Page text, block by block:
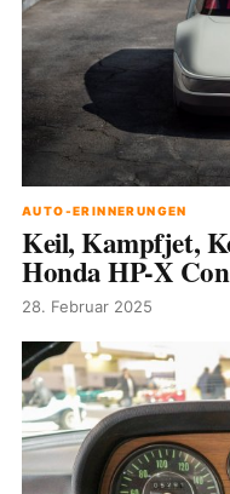
AUTO-ERINNERUNGEN
Keil, Kampfjet,
Honda HP-X
28. Februar 2025